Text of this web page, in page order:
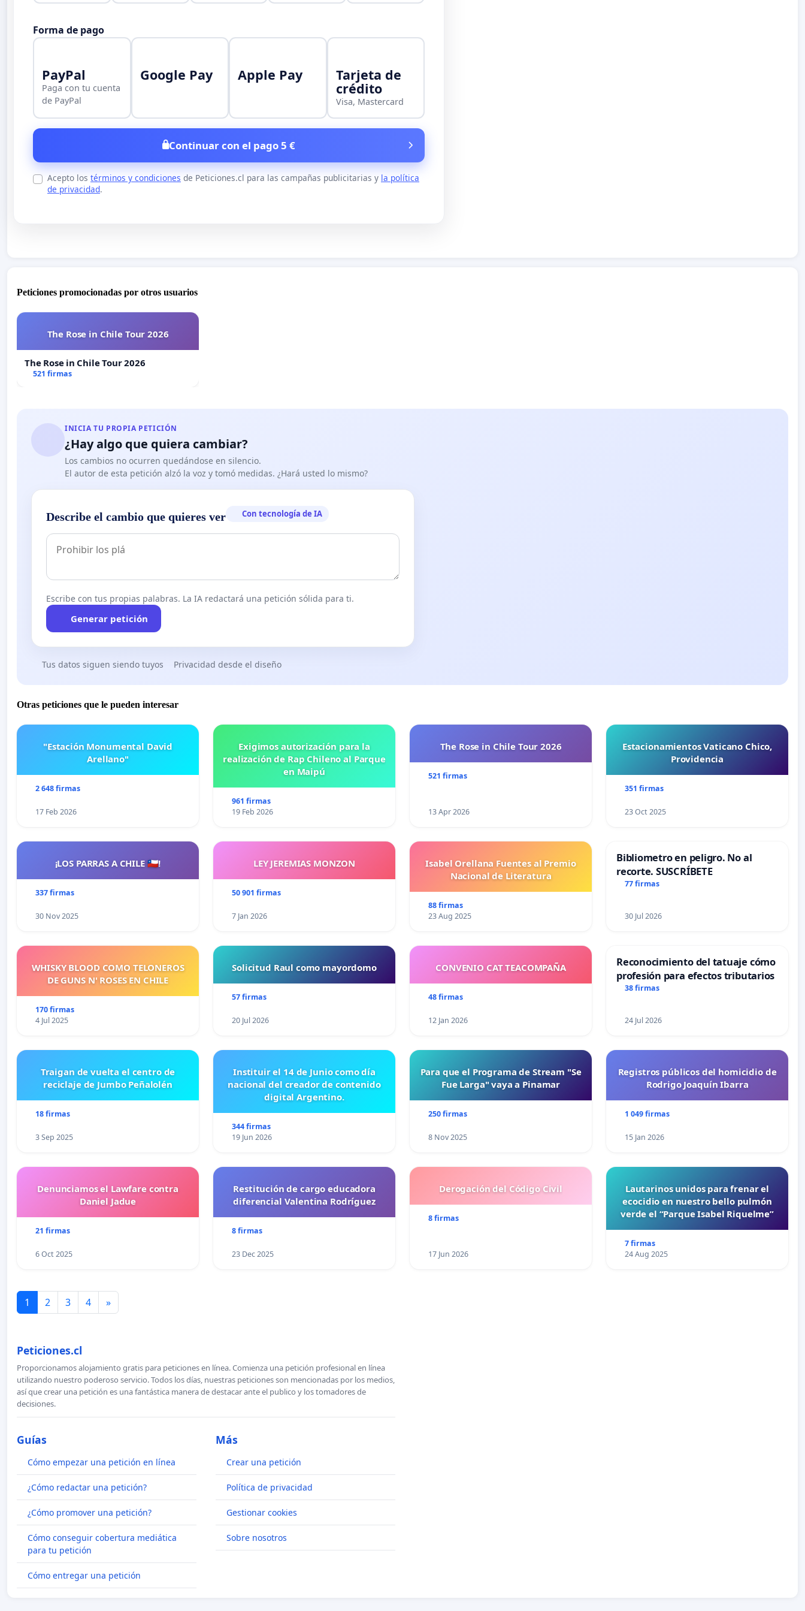
Forma de pago
PayPal
Paga con tu cuenta
de PayPal
Google Pay Apple Pay Tarjeta de
crédito
Visa, Mastercard
Continuar con el pago 5 €
Acepto los términos y condiciones de Peticiones.cl para las campañas publicitarias y la política
de privacidad.
Peticiones promocionadas por otros usuarios
The Rose in Chile Tour 2026
The Rose in Chile Tour 2026
521 firmas
INICIA TU PROPIA PETICIÓN
¿Hay algo que quiera cambiar?
Los cambios no ocurren quedándose en silencio.
El autor de esta petición alzó la voz y tomó medidas. ¿Hará usted lo mismo?
Describe el cambio que quieres ver Con tecnología de IA
Escribe con tus propias palabras. La IA redactará una petición sólida para ti.
Generar petición
Tus datos siguen siendo tuyos Privacidad desde el diseño
Otras peticiones que le pueden interesar
"Estación Monumental David
Arellano"
2 648 firmas
17 Feb 2026
Exigimos autorización para la
realización de Rap Chileno al Parque
en Maipú
961 firmas
19 Feb 2026
The Rose in Chile Tour 2026
521 firmas
13 Apr 2026
Estacionamientos Vaticano Chico,
Providencia
351 firmas
23 Oct 2025
¡LOS PARRAS A CHILE 🇨🇱!
337 firmas
30 Nov 2025
LEY JEREMIAS MONZON
50 901 firmas
7 Jan 2026
Isabel Orellana Fuentes al Premio
Nacional de Literatura
88 firmas
23 Aug 2025
Bibliometro en peligro. No al
recorte. SUSCRÍBETE
77 firmas
30 Jul 2026
WHISKY BLOOD COMO TELONEROS
DE GUNS N' ROSES EN CHILE
170 firmas
4 Jul 2025
Solicitud Raul como mayordomo
57 firmas
20 Jul 2026
CONVENIO CAT TEACOMPAÑA
48 firmas
12 Jan 2026
Reconocimiento del tatuaje cómo
profesión para efectos tributarios
38 firmas
24 Jul 2026
Traigan de vuelta el centro de
reciclaje de Jumbo Peñalolén
18 firmas
3 Sep 2025
Instituir el 14 de Junio como día
nacional del creador de contenido
digital Argentino.
344 firmas
19 Jun 2026
Para que el Programa de Stream "Se
Fue Larga" vaya a Pinamar
250 firmas
8 Nov 2025
Registros públicos del homicidio de
Rodrigo Joaquín Ibarra
1 049 firmas
15 Jan 2026
Denunciamos el Lawfare contra
Daniel Jadue
21 firmas
6 Oct 2025
Restitución de cargo educadora
diferencial Valentina Rodríguez
8 firmas
23 Dec 2025
Derogación del Código Civil
8 firmas
17 Jun 2026
Lautarinos unidos para frenar el
ecocidio en nuestro bello pulmón
verde el “Parque Isabel Riquelme”
7 firmas
24 Aug 2025
1 2 3 4 »
Peticiones.cl
Proporcionamos alojamiento gratis para peticiones en línea. Comienza una petición profesional en línea
utilizando nuestro poderoso servicio. Todos los días, nuestras peticiones son mencionadas por los medios,
así que crear una petición es una fantástica manera de destacar ante el publico y los tomadores de
decisiones.
Guías
Cómo empezar una petición en línea
¿Cómo redactar una petición?
¿Cómo promover una petición?
Cómo conseguir cobertura mediática
para tu petición
Cómo entregar una petición
Más
Crear una petición
Política de privacidad
Gestionar cookies
Sobre nosotros